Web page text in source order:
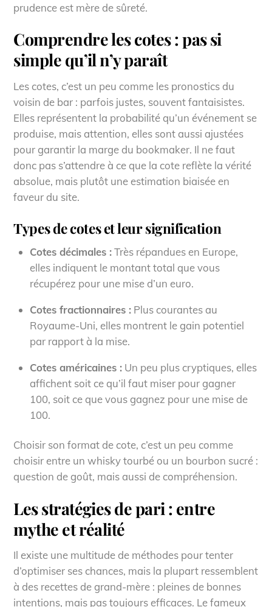
prudence est mère de sûreté.
Comprendre les cotes : pas si
simple qu’il n’y paraît
Les cotes, c’est un peu comme les pronostics du
voisin de bar : parfois justes, souvent fantaisistes.
Elles représentent la probabilité qu’un événement se
produise, mais attention, elles sont aussi ajustées
pour garantir la marge du bookmaker. Il ne faut
donc pas s’attendre à ce que la cote reflète la vérité
absolue, mais plutôt une estimation biaisée en
faveur du site.
Types de cotes et leur signification
Cotes décimales :Très répandues en Europe,
elles indiquent le montant total que vous
récupérez pour une mise d’un euro.
Cotes fractionnaires : Plus courantes au
Royaume-Uni, elles montrent le gain potentiel
par rapport à la mise.
Cotes américaines : Un peu plus cryptiques, elles
affichent soit ce qu’il faut miser pour gagner
100, soit ce que vous gagnez pour une mise de
100.
Choisir son format de cote, c’est un peu comme
choisir entre un whisky tourbé ou un bourbon sucré :
question de goût, mais aussi de compréhension.
Les stratégies de pari : entre
mythe et réalité
Il existe une multitude de méthodes pour tenter
d’optimiser ses chances, mais la plupart ressemblent
à des recettes de grand-mère : pleines de bonnes
intentions, mais pas toujours efficaces. Le fameux